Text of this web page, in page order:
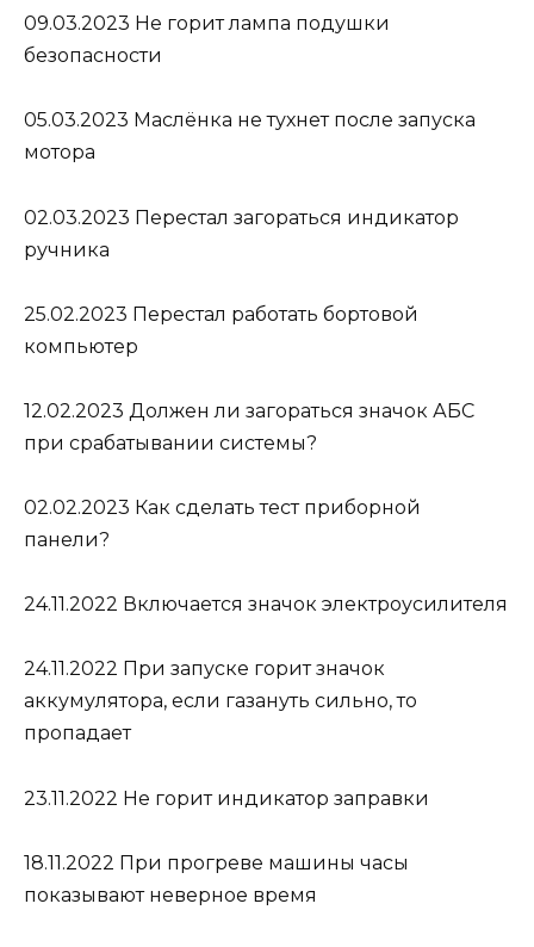
09.03.2023 Не горит лампа подушки
безопасности
05.03.2023 Маслёнка не тухнет после запуска
мотора
02.03.2023 Перестал загораться индикатор
ручника
25.02.2023 Перестал работать бортовой
компьютер
12.02.2023 Должен ли загораться значок АБС
при срабатывании системы?
02.02.2023 Как сделать тест приборной
панели?
24.11.2022 Включается значок электроусилителя
24.11.2022 При запуске горит значок
аккумулятора, если газануть сильно, то
пропадает
23.11.2022 Не горит индикатор заправки
18.11.2022 При прогреве машины часы
показывают неверное время